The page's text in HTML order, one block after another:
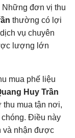
Những đơn vị thu
thường có lợi
vụ chuyên
lượng lớn
mua phế liệu
Huy Trần
thu mua tận nơi,
chóng. Điều này
và nhận được